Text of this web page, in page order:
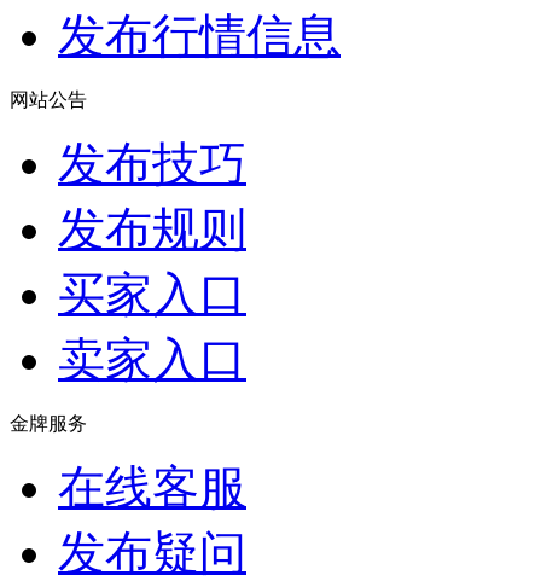
发布行情信息
网站公告
发布技巧
发布规则
买家入口
卖家入口
金牌服务
在线客服
发布疑问